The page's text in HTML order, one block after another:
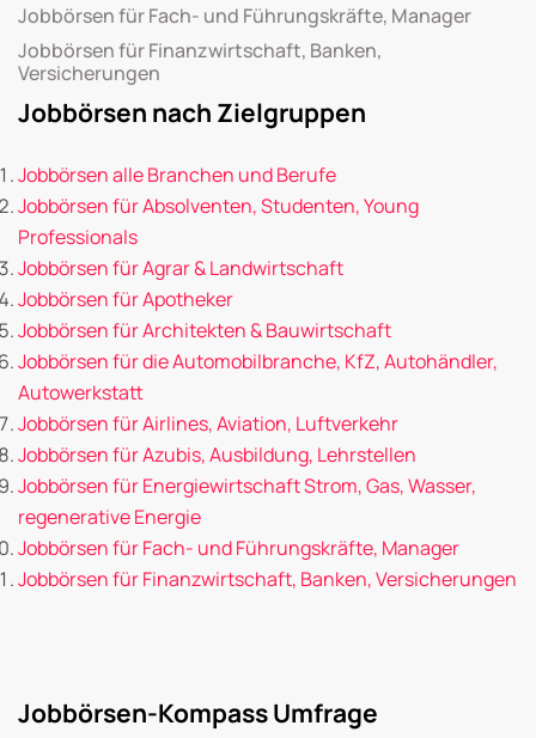
Jobbörsen für Fach- und Führungskräfte, Manager
Jobbörsen für Finanzwirtschaft, Banken,
Versicherungen
Jobbörsen nach Zielgruppen
Jobbörsen alle Branchen und Berufe
Jobbörsen für Absolventen, Studenten, Young
Professionals
Jobbörsen für Agrar & Landwirtschaft
Jobbörsen für Apotheker
Jobbörsen für Architekten & Bauwirtschaft
Jobbörsen für die Automobilbranche, KfZ, Autohändler,
Autowerkstatt
Jobbörsen für Airlines, Aviation, Luftverkehr
Jobbörsen für Azubis, Ausbildung, Lehrstellen
Jobbörsen für Energiewirtschaft Strom, Gas, Wasser,
regenerative Energie
Jobbörsen für Fach- und Führungskräfte, Manager
Jobbörsen für Finanzwirtschaft, Banken, Versicherungen
Jobbörsen-Kompass Umfrage